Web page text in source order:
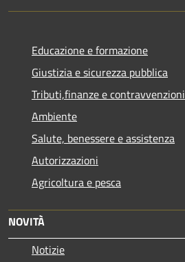
Educazione e formazione
Giustizia e sicurezza pubblica
Tributi,finanze e contravvenzioni
Ambiente
Salute, benessere e assistenza
Autorizzazioni
Agricoltura e pesca
NOVITÀ
Notizie